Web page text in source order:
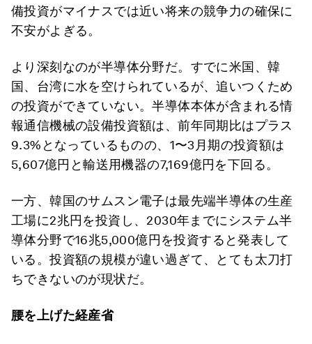
備投資がマイナスでは近い将来の競争力の確保に
不安がよぎる。
より深刻なのが半導体分野だ。すでに米国、韓
国、台湾に水を空けられているが、追いつくため
の投資ができていない。半導体本体が含まれる情
報通信機械の設備投資額は、前年同期比はプラス
9.3%となっているものの、1〜3月期の投資額は
5,607億円と輸送用機器の7,169億円を下回る。
一方、韓国のサムスン電子は最先端半導体の生産
工場に2兆円を投資し、2030年までにシステム半
導体分野で16兆5,000億円を投資すると発表して
いる。投資額の規模が違い過ぎて、とても太刀打
ちできないのが現状だ。
腰を上げた経産省